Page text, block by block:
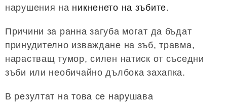
нарушения на никненето на зъбите.
Причини за ранна загуба могат да бъдат
принудително изваждане на зъб, травма,
нарастващ тумор, силен натиск от съседни
зъби или необичайно дълбока захапка.
В резултат на това се нарушава